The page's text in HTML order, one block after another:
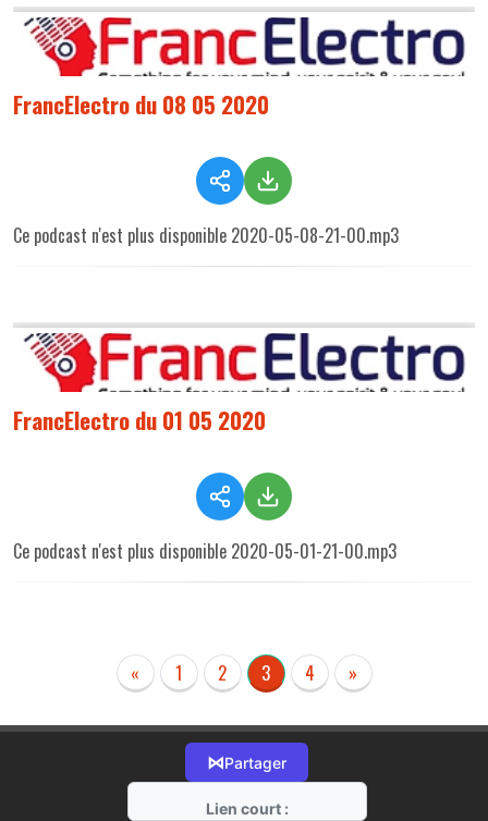
FrancElectro du 08 05 2020
Ce podcast n'est plus disponible 2020-05-08-21-00.mp3
FrancElectro du 01 05 2020
Ce podcast n'est plus disponible 2020-05-01-21-00.mp3
« 1 2 3 4 »
⋈Partager
Lien court :